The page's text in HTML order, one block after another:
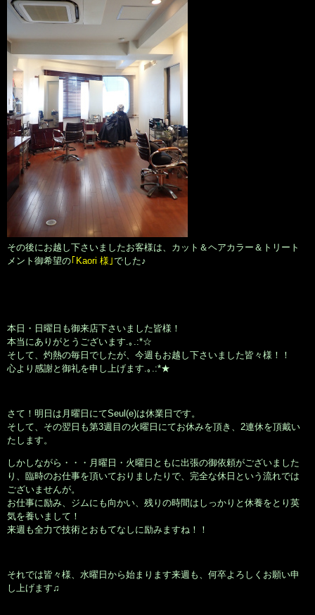
その後にお越し下さいましたお客様は、カット＆ヘアカラー＆トリート
メント御希望の｢Kaori 様｣でした♪
本日・日曜日も御来店下さいました皆様！
本当にありがとうございます.｡.:*☆
そして、灼熱の毎日でしたが、今週もお越し下さいました皆々様！！
心より感謝と御礼を申し上げます.｡.:*★
さて！明日は月曜日にてSeul(e)は休業日です。
そして、その翌日も第3週目の火曜日にてお休みを頂き、2連休を頂戴い
たします。
しかしながら・・・月曜日・火曜日ともに出張の御依頼がございました
り、臨時のお仕事を頂いておりましたりで、完全な休日という流れでは
ございませんが。
お仕事に励み、ジムにも向かい、残りの時間はしっかりと休養をとり英
気を養いまして！
来週も全力で技術とおもてなしに励みますね！！
それでは皆々様、水曜日から始まります来週も、何卒よろしくお願い申
し上げます♫